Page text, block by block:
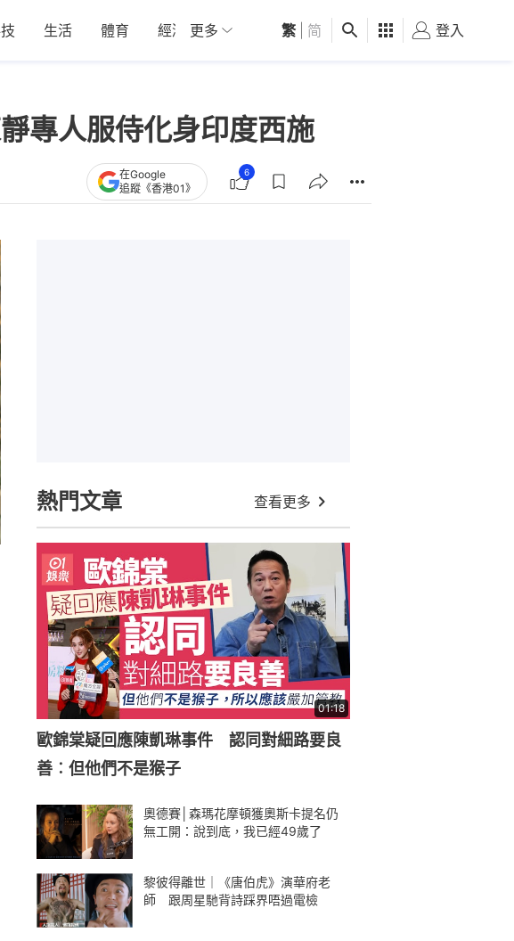
生活 體育 經濟 01深圳 觀點 健康 好食玩飛
更多 繁 简 登入
專人服侍化身印度西施
在Google
追蹤《香港01》
6
熱門文章 查看更多
01:18
歐錦棠疑回應陳凱琳事件 認同對細路要良
善︰但他們不是猴子
奧德賽│森瑪花摩頓獲奧斯卡提名仍
無工開：說到底，我已經49歲了
黎彼得離世｜《唐伯虎》演華府老
師 跟周星馳背詩踩界唔過電檢